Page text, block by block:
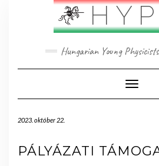
Hungarian Young
Toggle
2023. október 22.
PÁLYÁZATI